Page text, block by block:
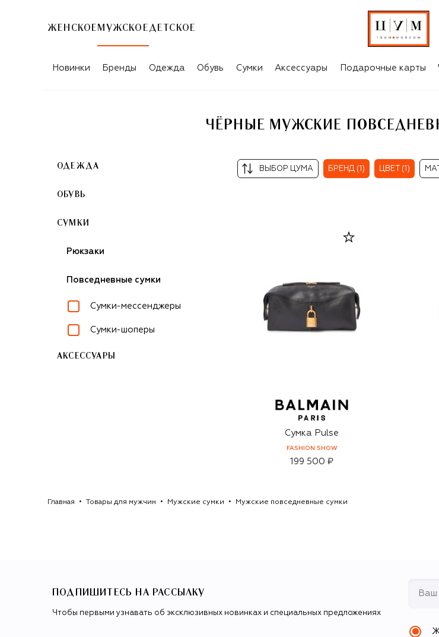
ЖЕНСКОЕ МУЖСКОЕ ДЕТСКОЕ
Новинки Бренды Одежда Обувь Сумки Аксессуары Подарочные карты
ЧЁРНЫЕ МУЖСКИЕ
ОДЕЖДА
ОБУВЬ
СУМКИ
Рюкзаки
Повседневные сумки
Сумки-мессенджеры
Сумки-шоперы
АКСЕССУАРЫ
ВЫБОР ЦУМА БРЕНД (1) ЦВЕТ (1)
Сумка Pulse
FASHION SHOW
199 500 ₽
Главная Товары для мужчин Мужские сумки Мужские повседневные сумки
ПОДПИШИТЕСЬ НА РАССЫЛКУ
Чтобы первыми узнавать об эксклюзивных новинках и специальных предложениях